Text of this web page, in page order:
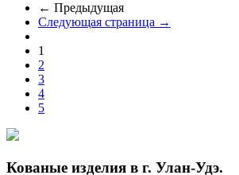
← Предыдущая
Следующая страница →
1
2
3
4
5
Кованые изделия в г. Улан-Удэ.